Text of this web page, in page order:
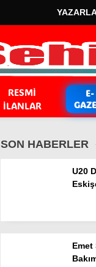
RESMI
İLANLAR
E-
SON HABERLER
U20
Emet